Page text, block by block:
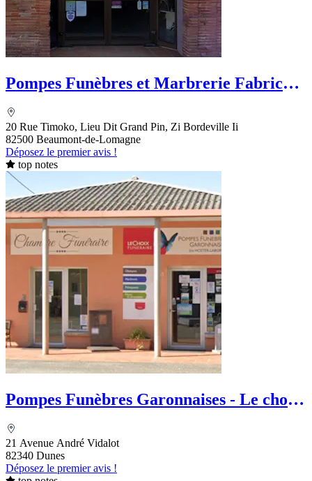
Pompes Funèbres et Marbrerie Fabrice
20 Rue Timoko, Lieu Dit Grand Pin, Zi Bordeville Ii
82500 Beaumont-de-Lomagne
Déposez le premier avis !
top notes
Pompes Funèbres Garonnaises - Le choix
21 Avenue André Vidalot
82340 Dunes
Déposez le premier avis !